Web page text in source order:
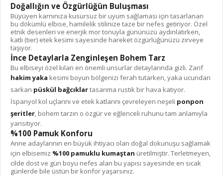
Doğallığın ve Özgürlüğün Buluşması
Büyüyen karnınıza kusursuz bir uyum sağlaması için tasarlanan
bu dökümlü elbise, hamilelik stilinize taze bir nefes getiriyor. Özel
etnik desenleri ve enerjik mor tonuyla gününüzü aydınlatırken,
katlı (tier) etek kesimi sayesinde hareket özgürlüğünüzü zirveye
taşıyor.
İnce Detaylarla Zenginleşen Bohem Tarz
Bu elbiseyi özel kılan en önemli unsurlar detaylarında gizli. Zarif
hakim yaka kesimi boyun bölgenizi ferah tutarken, yaka ucundan
sarkan püskül bağcıklartasarıma rustik bir hava katıyor.
İspanyol kol uçlarını ve etek katlarını çevreleyen neşeli ponpon
şeritler , bohem tarzın o özgür ve eğlenceli ruhunu tam anlamıyla
yansıtıyor.
%100 Pamuk Konforu
Anne adaylarının en büyük ihtiyacı olan doğal dokunuşu sağlamak
için elbisemiz %100 pamuklu kumaştan üretilmiştir. Terletmeyen,
cilde dost ve gün boyu nefes alan bu yapısı sayesinde en sıcak
günlerde bile üstün bir konfor yaşarsınız.